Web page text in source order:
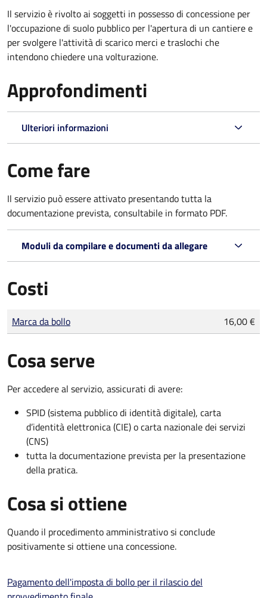
Il servizio è rivolto ai soggetti in possesso di concessione per
l'occupazione di suolo pubblico per l'apertura di un cantiere e
per svolgere l'attività di scarico merci e traslochi che
intendono chiedere una volturazione.
Approfondimenti
Ulteriori informazioni
Come fare
Il servizio può essere attivato presentando tutta la
documentazione prevista, consultabile in formato PDF.
Moduli da compilare e documenti da allegare
Costi
Tipo di pagamento
Importo
Marca da bollo 16,00 €
Cosa serve
Per accedere al servizio, assicurati di avere:
SPID (sistema pubblico di identità digitale), carta
d’identità elettronica (CIE) o carta nazionale dei servizi
(CNS)
tutta la documentazione prevista per la presentazione
della pratica.
Cosa si ottiene
Quando il procedimento amministrativo si conclude
positivamente si ottiene una concessione.
Pagamento dell'imposta di bollo per il rilascio del